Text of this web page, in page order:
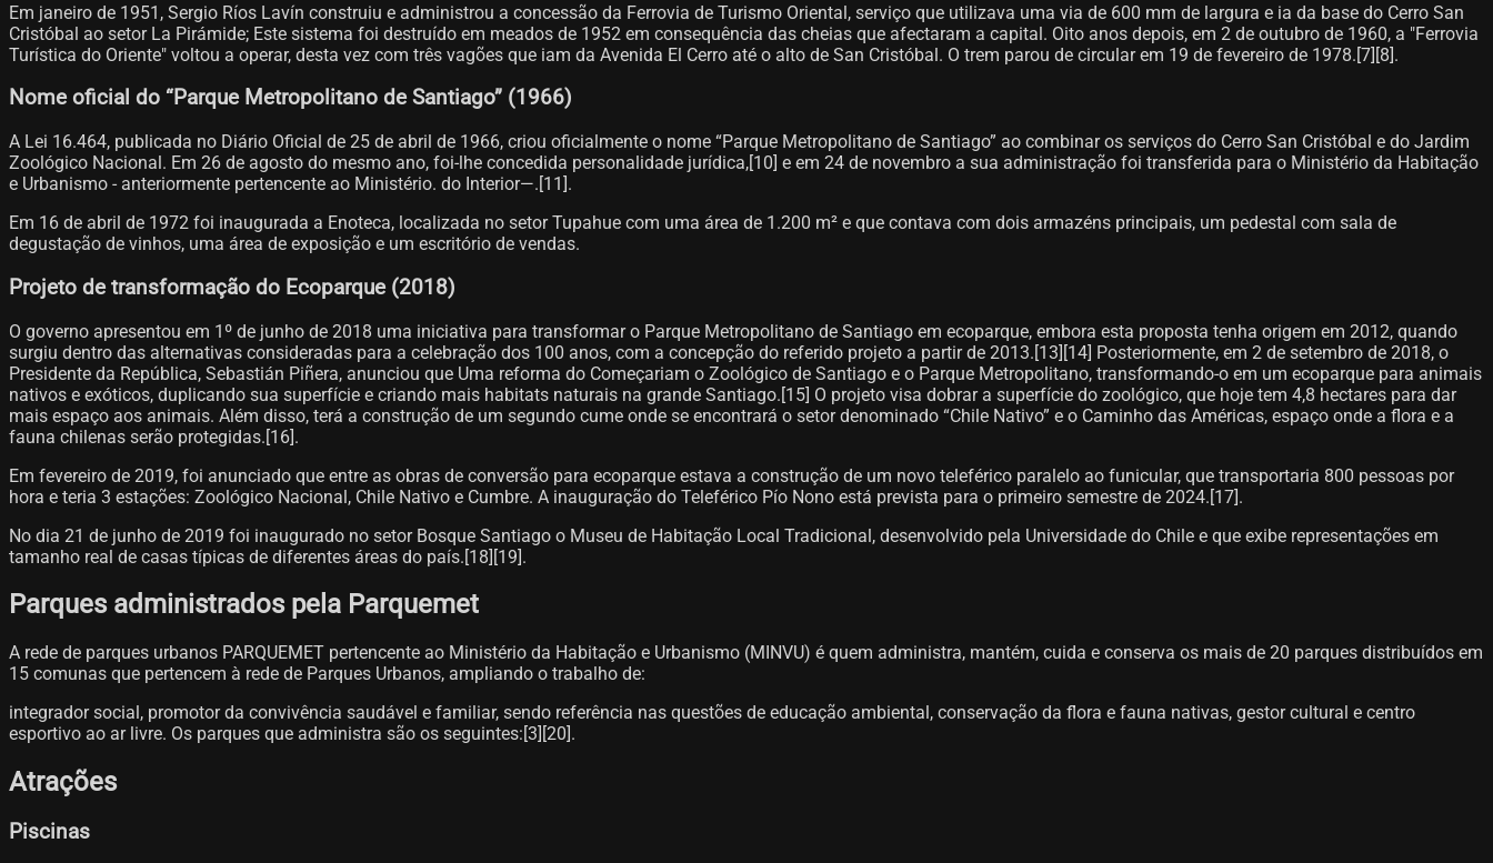
Em janeiro de 1951, Sergio Ríos Lavín construiu e administrou a concessão da Ferrovia de Turismo Oriental, serviço que utilizava uma via de 600 mm de largura e ia da base do Cerro San
Cristóbal ao setor La Pirámide; Este sistema foi destruído em meados de 1952 em consequência das cheias que afectaram a capital. Oito anos depois, em 2 de outubro de 1960, a "Ferrovia
Turística do Oriente" voltou a operar, desta vez com três vagões que iam da Avenida El Cerro até o alto de San Cristóbal. O trem parou de circular em 19 de fevereiro de 1978.[7][8]​.
Nome oficial do “Parque Metropolitano de Santiago” (1966)
A Lei 16.464, publicada no Diário Oficial de 25 de abril de 1966, criou oficialmente o nome “Parque Metropolitano de Santiago” ao combinar os serviços do Cerro San Cristóbal e do Jardim
Zoológico Nacional. Em 26 de agosto do mesmo ano, foi-lhe concedida personalidade jurídica,[10] e em 24 de novembro a sua administração foi transferida para o Ministério da Habitação
e Urbanismo - anteriormente pertencente ao Ministério. do Interior—.[11]​.
Em 16 de abril de 1972 foi inaugurada a Enoteca, localizada no setor Tupahue com uma área de 1.200 m² e que contava com dois armazéns principais, um pedestal com sala de
degustação de vinhos, uma área de exposição e um escritório de vendas.
Projeto de transformação do Ecoparque (2018)
O governo apresentou em 1º de junho de 2018 uma iniciativa para transformar o Parque Metropolitano de Santiago em ecoparque, embora esta proposta tenha origem em 2012, quando
surgiu dentro das alternativas consideradas para a celebração dos 100 anos, com a concepção do referido projeto a partir de 2013.[13]​[14]​ Posteriormente, em 2 de setembro de 2018, o
Presidente da República, Sebastián Piñera, anunciou que Uma reforma do Começariam o Zoológico de Santiago e o Parque Metropolitano, transformando-o em um ecoparque para animais
nativos e exóticos, duplicando sua superfície e criando mais habitats naturais na grande Santiago.[15]​ O projeto visa dobrar a superfície do zoológico, que hoje tem 4,8 hectares para dar
mais espaço aos animais. Além disso, terá a construção de um segundo cume onde se encontrará o setor denominado “Chile Nativo” e o Caminho das Américas, espaço onde a flora e a
fauna chilenas serão protegidas.[16]​.
Em fevereiro de 2019, foi anunciado que entre as obras de conversão para ecoparque estava a construção de um novo teleférico paralelo ao funicular, que transportaria 800 pessoas por
hora e teria 3 estações: Zoológico Nacional, Chile Nativo e Cumbre. A inauguração do Teleférico Pío Nono está prevista para o primeiro semestre de 2024.[17]​.
No dia 21 de junho de 2019 foi inaugurado no setor Bosque Santiago o Museu de Habitação Local Tradicional, desenvolvido pela Universidade do Chile e que exibe representações em
tamanho real de casas típicas de diferentes áreas do país.[18]​[19]​.
Parques administrados pela Parquemet
A rede de parques urbanos PARQUEMET pertencente ao Ministério da Habitação e Urbanismo (MINVU) é quem administra, mantém, cuida e conserva os mais de 20 parques distribuídos em
15 comunas que pertencem à rede de Parques Urbanos, ampliando o trabalho de:
integrador social, promotor da convivência saudável e familiar, sendo referência nas questões de educação ambiental, conservação da flora e fauna nativas, gestor cultural e centro
esportivo ao ar livre. Os parques que administra são os seguintes:[3][20]​.
Atrações
Piscinas